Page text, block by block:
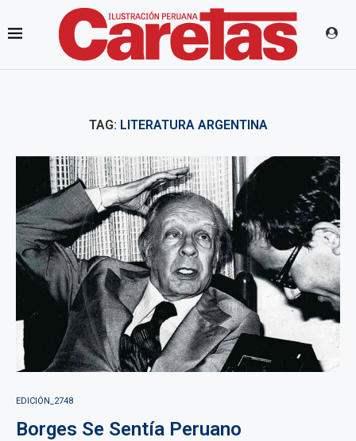
TAG: LITERATURA ARGENTINA
EDICIÓN_2748
Borges Se Sentía Peruano